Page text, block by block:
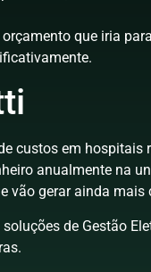
que iria
custos em
anualmente na
vão gerar ainda mais
de Gestão